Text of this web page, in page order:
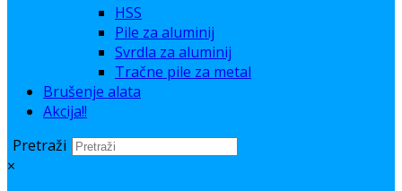
HSS
Pile za aluminij
Svrdla za aluminij
Tračne pile za metal
Brušenje alata
Akcija!!
Pretraži
×